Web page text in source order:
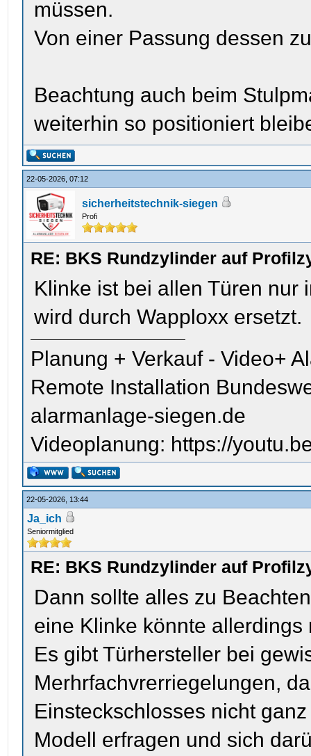
müssen.
Von einer Passung dessen
Beachtung auch beim
weiterhin so positioniert
22-05-2026, 07:12
sicherheitstechnik-siegen
Profi
RE: BKS Rundzylinder auf
Klinke ist bei allen Türen nur
wird durch Wapploxx ersetzt.
Planung + Verkauf - Video+
Remote Installation
alarmanlage-siegen.de
Videoplanung: https://
22-05-2026, 13:44
Ja_ich
Seniormitglied
RE: BKS Rundzylinder auf
Dann sollte alles zu
eine Klinke könnte
Es gibt Türhersteller bei
Merhrfachvrerriegelungen,
Einsteckschlosses nicht
Modell erfragen und sich